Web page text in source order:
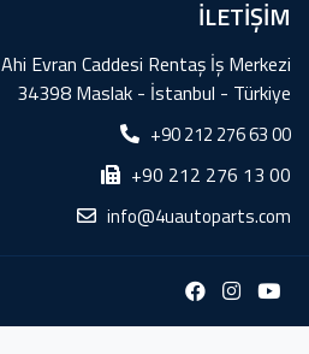
İLETİŞİM
Ahi Evran Caddesi Rentaş İş Merkezi
34398 Maslak - İstanbul - Türkiye
+90 212 276 63 00
+90 212 276 13 00
info@4uautoparts.com